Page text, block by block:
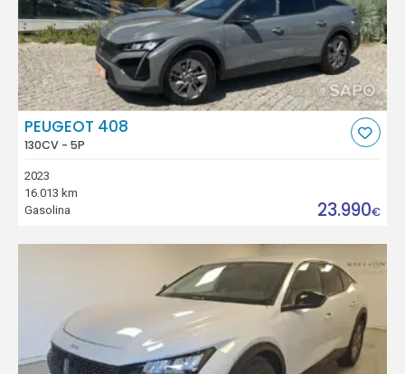
PEUGEOT 408
130CV - 5P
2023
16.013 km
Gasolina
23.990€